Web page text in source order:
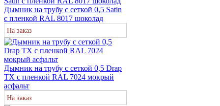
Дымник на трубу с сеткой 0,5 Satin
с пленкой RAL 8017 шоколад
На заказ
Дымник на трубу с сеткой 0,5 Drap
TX с пленкой RAL 7024 мокрый
асфальт
На заказ